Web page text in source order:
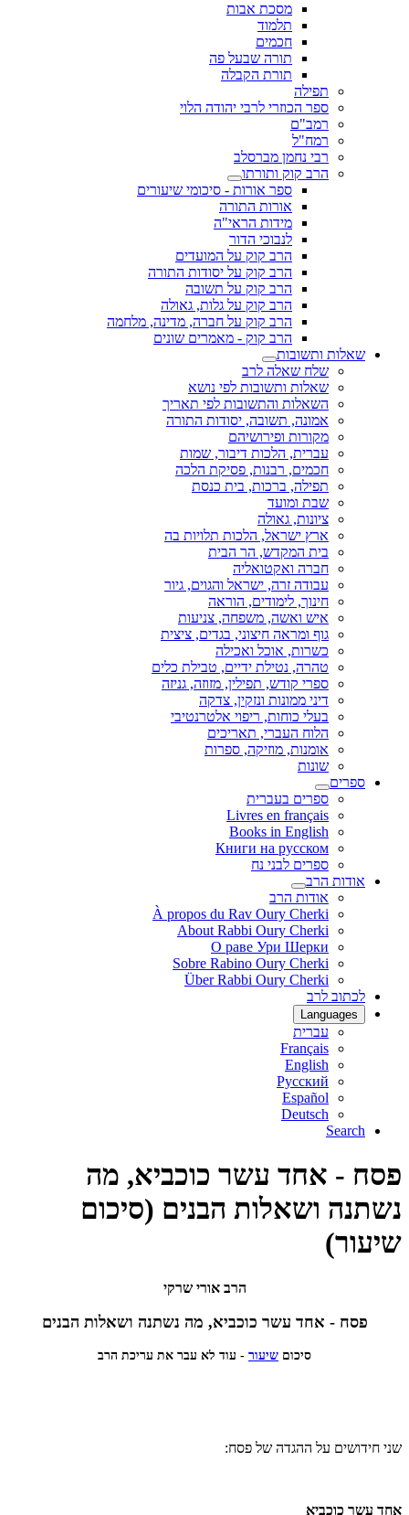
מסכת אבות
תלמוד
חכמים
תורה שבעל פה
תורת הקבלה
תפילה
ספר הכוזרי לרבי יהודה הלוי
רמב"ם
רמח"ל
רבי נחמן מברסלב
הרב קוק ותורתו
ספר אורות - סיכומי שיעורים
אורות התורה
מידות הראי"ה
לנבוכי הדור
הרב קוק על המועדים
הרב קוק על יסודות התורה
הרב קוק על תשובה
הרב קוק על גלות, גאולה
הרב קוק על חברה, מדינה, מלחמה
הרב קוק - מאמרים שונים
שאלות ותשובות
שלח שאלה לרב
שאלות ותשובות לפי נושא
השאלות והתשובות לפי תאריך
אמונה, תשובה, יסודות התורה
מקורות ופירושיהם
עברית, הלכות דיבור, שמות
חכמים, רבנות, פסיקת הלכה
תפילה, ברכות, בית כנסת
שבת ומועד
ציונות, גאולה
ארץ ישראל, הלכות תלויות בה
בית המקדש, הר הבית
חברה ואקטואליה
עבודה זרה, ישראל והגוים, גיור
חינוך, לימודים, הוראה
איש ואשה, משפחה, צניעות
גוף ומראה חיצוני, בגדים, ציצית
כשרות, אוכל ואכילה
טהרה, נטילת ידיים, טבילת כלים
ספרי קודש, תפילין, מזוזה, גניזה
דיני ממונות ונזקין, צדקה
בעלי כוחות, ריפוי אלטרנטיבי
הלוח העברי, תאריכים
אומנות, מוזיקה, ספרות
שונות
ספרים
ספרים בעברית
Livres en français
Books in English
Книги на русском
ספרים לבני נח
אודות הרב
אודות הרב
À propos du Rav Oury Cherki
About Rabbi Oury Cherki
О раве Ури Шерки
Sobre Rabino Oury Cherki
Über Rabbi Oury Cherki
לכתוב לרב
Languages
עברית
Français
English
Русский
Español
Deutsch
Search
פסח - אחד עשר כוכביא, מה
נשתנה ושאלות הבנים (סיכום
שיעור)
הרב אורי שרקי
פסח - אחד עשר כוכביא, מה נשתנה ושאלות הבנים
סיכום שיעור - עוד לא עבר את עריכת הרב
שני חידושים על ההגדה של פסח:
אחד עשר כוכביא